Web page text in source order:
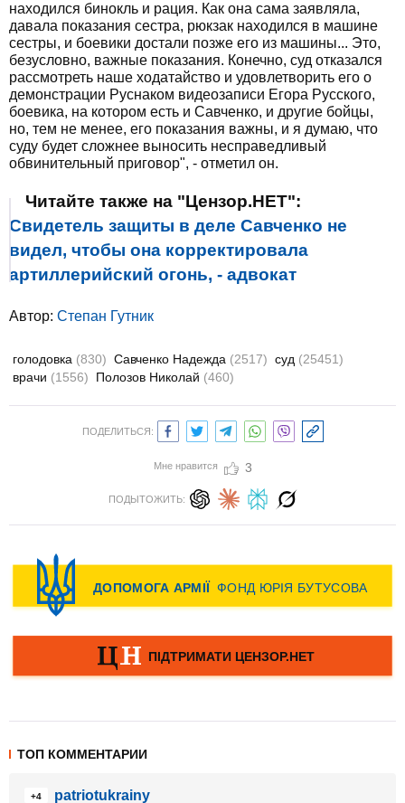
находился бинокль и рация. Как она сама заявляла,
давала показания сестра, рюкзак находился в машине
сестры, и боевики достали позже его из машины... Это,
безусловно, важные показания. Конечно, суд отказался
рассмотреть наше ходатайство и удовлетворить его о
демонстрации Руснаком видеозаписи Егора Русского,
боевика, на котором есть и Савченко, и другие бойцы,
но, тем не менее, его показания важны, и я думаю, что
суду будет сложнее выносить несправедливый
обвинительный приговор", - отметил он.
Читайте также на "Цензор.НЕТ":
Свидетель защиты в деле Савченко не
видел, чтобы она корректировала
артиллерийский огонь, - адвокат
Автор: Степан Гутник
голодовка (830) Савченко Надежда (2517) суд (25451)
врачи (1556) Полозов Николай (460)
ПОДЕЛИТЬСЯ:
Мне нравится 3
ПОДЫТОЖИТЬ:
ТОП КОММЕНТАРИИ
+4 patriotukrainy